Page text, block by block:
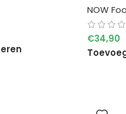
NOW
€34,90